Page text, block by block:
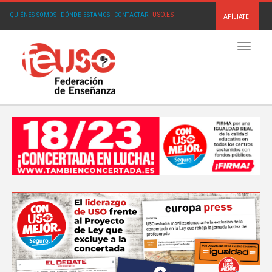
QUIÉNES SOMOS· DÓNDE ESTAMOS· CONTACTAR· USO.ES AFÍLIATE
Menú